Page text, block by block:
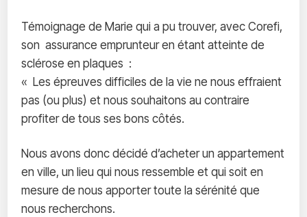
Témoignage de Marie qui a pu trouver, avec Corefi,
son assurance emprunteur en étant atteinte de
sclérose en plaques :
« Les épreuves difficiles de la vie ne nous effraient
pas (ou plus) et nous souhaitons au contraire
profiter de tous ses bons côtés.
Nous avons donc décidé d’acheter un appartement
en ville, un lieu qui nous ressemble et qui soit en
mesure de nous apporter toute la sérénité que
nous recherchons.